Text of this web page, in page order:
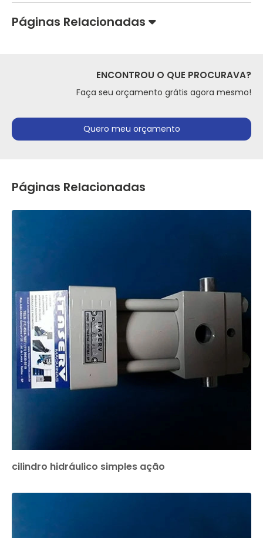
Páginas Relacionadas
ENCONTROU O QUE PROCURAVA?
Faça seu orçamento grátis agora mesmo!
Quero meu orçamento
Páginas Relacionadas
cilindro hidráulico simples ação